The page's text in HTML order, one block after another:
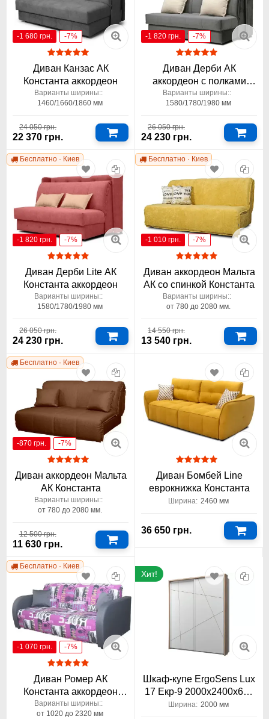
-1 680 грн. -7%
Диван Канзас АК
Константа аккордеон
Варианты ширины::
1460/1660/1860 мм
24 050 грн.
22 370 грн.
-1 820 грн. -7%
Диван Дерби АК
аккордеон с полками
Константа
Варианты ширины::
1580/1780/1980 мм
26 050 грн.
24 230 грн.
Бесплатно · Киев
-1 820 грн. -7%
Диван Дерби Lite АК
Константа аккордеон
Варианты ширины::
1580/1780/1980 мм
26 050 грн.
24 230 грн.
Бесплатно · Киев
-1 010 грн. -7%
Диван аккордеон Мальта
АК со спинкой Константа
Варианты ширины::
от 780 до 2080 мм.
14 550 грн.
13 540 грн.
Бесплатно · Киев
-870 грн. -7%
Диван аккордеон Мальта
АК Константа
Варианты ширины::
от 780 до 2080 мм.
12 500 грн.
11 630 грн.
Диван Бомбей Line
еврокнижка Константа
Ширина: 2460 мм
36 650 грн.
Бесплатно · Киев
-1 070 грн. -7%
Диван Ромер АК
Константа аккордеон
выбор ширины
Варианты ширины::
от 1020 до 2320 мм
Хит!
Шкаф-купе ErgoSens Lux
17 Екр-9 2000х2400х600
двухдверный Константа
Ширина: 2000 мм